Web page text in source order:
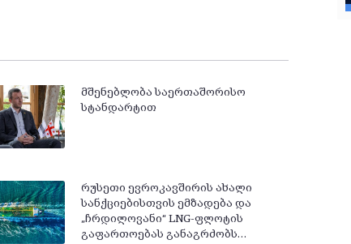
მშენებლობა საერთაშორისო
სტანდარტით
რუსეთი ევროკავშირის ახალი
სანქციებისთვის ემზადება და
„ჩრდილოვანი“ LNG-ფლოტის
გაფართოებას განაგრძობს…